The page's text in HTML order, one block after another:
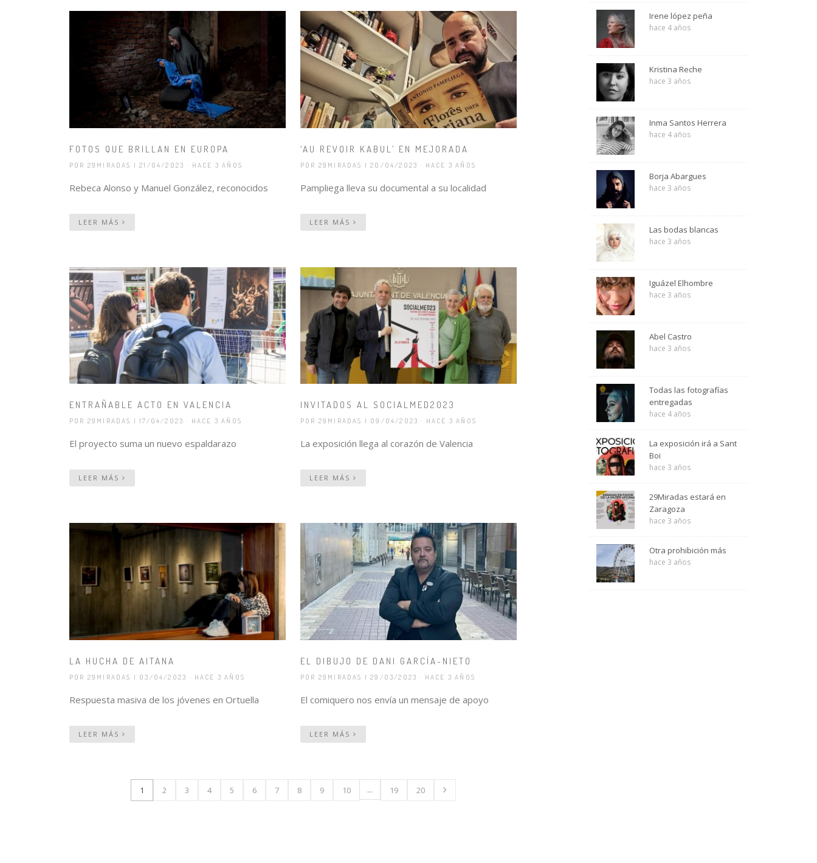
FOTOS QUE BRILLAN EN EUROPA
POR 29MIRADAS | 21/04/2023 · HACE 3 AÑOS
Rebeca Alonso y Manuel González, reconocidos
LEER MÁS
‘AU REVOIR KABUL’ EN MEJORADA
POR 29MIRADAS | 20/04/2023 · HACE 3 AÑOS
Pampliega lleva su documental a su localidad
LEER MÁS
ENTRAÑABLE ACTO EN VALENCIA
POR 29MIRADAS | 17/04/2023 · HACE 3 AÑOS
El proyecto suma un nuevo espaldarazo
LEER MÁS
INVITADOS AL SOCIALMED2023
POR 29MIRADAS | 09/04/2023 · HACE 3 AÑOS
La exposición llega al corazón de Valencia
LEER MÁS
LA HUCHA DE AITANA
POR 29MIRADAS | 03/04/2023 · HACE 3 AÑOS
Respuesta masiva de los jóvenes en Ortuella
LEER MÁS
EL DIBUJO DE DANI GARCÍA-NIETO
POR 29MIRADAS | 29/03/2023 · HACE 3 AÑOS
El comiquero nos envía un mensaje de apoyo
LEER MÁS
1 2 3 4 5 6 7 8 9 10 ... 19 20
Irene lópez peña
hace 4 años
Kristina Reche
hace 3 años
Inma Santos Herrera
hace 4 años
Borja Abargues
hace 3 años
Las bodas blancas
hace 3 años
Iguázel Elhombre
hace 3 años
Abel Castro
hace 3 años
Todas las fotografías
entregadas
hace 4 años
La exposición irá a Sant
Boi
hace 3 años
29Miradas estará en
Zaragoza
hace 3 años
Otra prohibición más
hace 3 años